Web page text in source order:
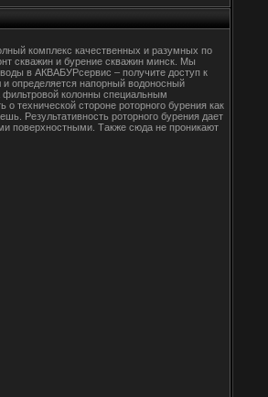
комплекс качественных и разумных по
скважин и бурение скважин минск. Мы
в АКВАБУРсервис – получите доступ к
определяется напорный водоносный
колонны специальным
технической стороне роторного бурения как
Результативность роторного бурения дает
поверхностными. Также сюда не проникают